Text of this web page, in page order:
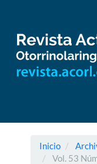
principal
Barra
lateral
Inicio
Vol. 53